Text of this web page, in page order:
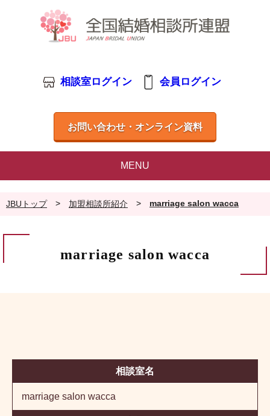
相談室ログイン 会員ログイン
お問い合わせ・オンライン資料
MENU
JBUトップ > 加盟相談所紹介 > marriage salon wacca
marriage salon wacca
相談室名
marriage salon wacca